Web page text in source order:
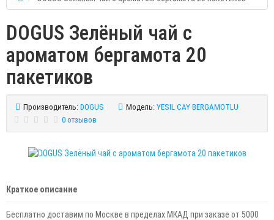
DOGUS Зелёный чай с
ароматом бергамота 20
пакетиков
Производитель: DOGUS Модель: YESIL CAY BERGAMOTLU
0 отзывов
Краткое описание
Бесплатно доставим по Москве в пределах МКАД при заказе от 5000